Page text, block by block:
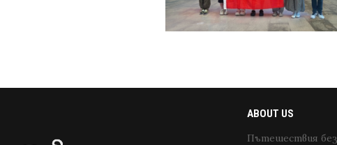
ABOUT US
Пътешествия без